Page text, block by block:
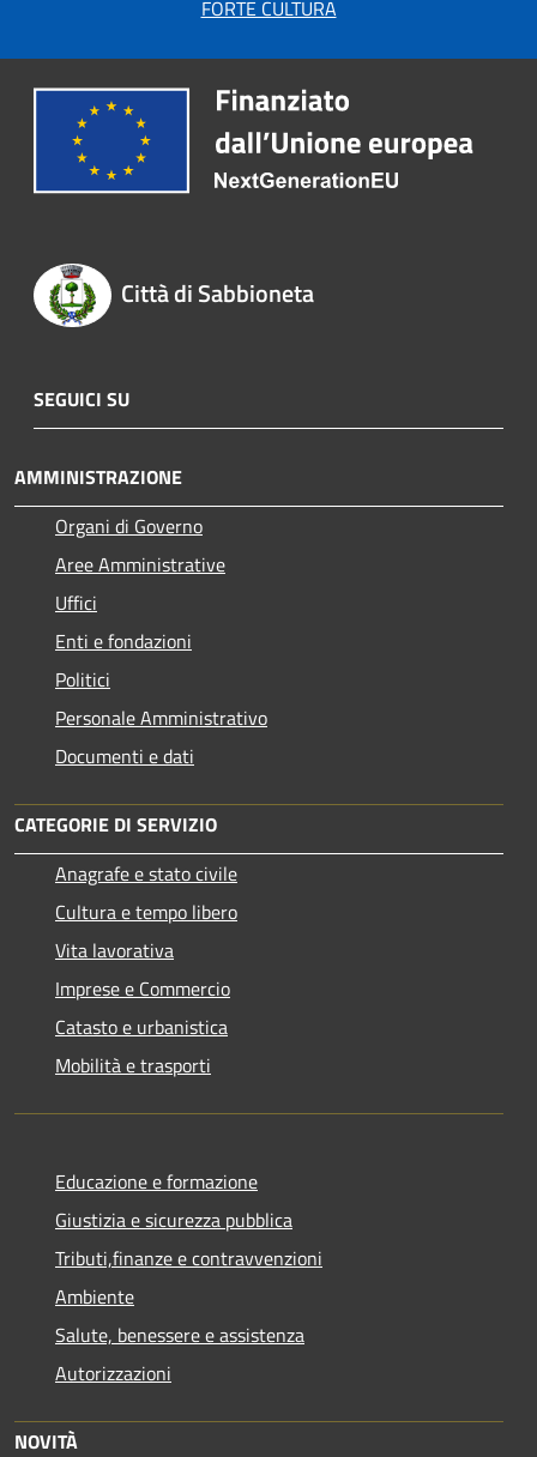
FORTE CULTURA
Città di Sabbioneta
SEGUICI SU
AMMINISTRAZIONE
Organi di Governo
Aree Amministrative
Uffici
Enti e fondazioni
Politici
Personale Amministrativo
Documenti e dati
CATEGORIE DI SERVIZIO
Anagrafe e stato civile
Cultura e tempo libero
Vita lavorativa
Imprese e Commercio
Catasto e urbanistica
Mobilità e trasporti
Educazione e formazione
Giustizia e sicurezza pubblica
Tributi,finanze e contravvenzioni
Ambiente
Salute, benessere e assistenza
Autorizzazioni
NOVITÀ